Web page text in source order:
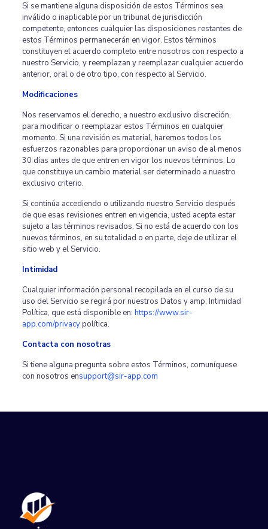
Si se mantiene alguna disposición de estos Términos sea ​​
inválido o inaplicable por un tribunal de jurisdicción
competente, entonces cualquier las disposiciones restantes de
estos Términos permanecerán en vigor. Estos términos
constituyen el acuerdo completo entre nosotros con respecto a
nuestro Servicio, y reemplazan y reemplazar cualquier acuerdo
anterior, oral o de otro tipo, con respecto al Servicio.
Modificaciones
Nos reservamos el derecho, a nuestro exclusivo discreción,
para modificar o reemplazar estos Términos en cualquier
momento. Si una revisión es material, haremos todos los
esfuerzos razonables para proporcionar un aviso de al menos
30 días antes de que entren en vigor los nuevos términos. Lo
que constituye un cambio material ser determinado a nuestro
exclusivo criterio.
Si continúa accediendo o utilizando nuestro Servicio después
de que esas revisiones entren en vigencia, usted acepta estar
sujeto a las términos revisados. Si no está de acuerdo con los
nuevos términos, en su totalidad o en parte, deje de utilizar el
sitio web y el Servicio.
Intimidad
Cualquier información personal recopilada en el curso de su
uso del Servicio se regirá por nuestros Datos y amp; Intimidad
Política, que está disponible en: https://www.sir-
app.com/privacypolítica.
Contacta con nosotras
Si tiene alguna pregunta sobre estos Términos, comuníquese
con nosotros ensupport@sir-app.com